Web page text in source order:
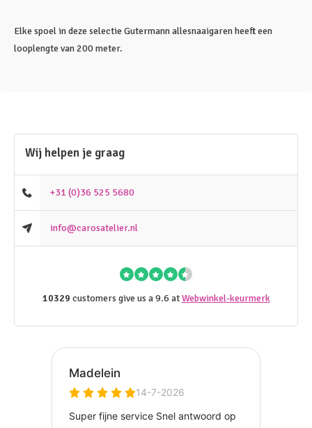
Elke spoel in deze selectie Gutermann allesnaaigaren heeft een
looplengte van 200 meter.
Wij helpen je graag
+31 (0)36 525 5680
info@carosatelier.nl
10329 customers give us a 9.6 atWebwinkel-keurmerk